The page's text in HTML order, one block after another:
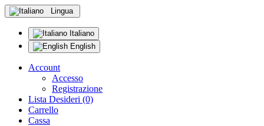
Lingua
Italiano
English
Account
Accesso
Registrazione
Lista Desideri (0)
Carrello
Cassa